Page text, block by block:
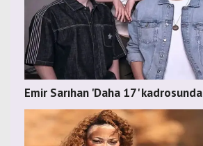
Emir Sarıhan 'Daha 17' kadrosunda